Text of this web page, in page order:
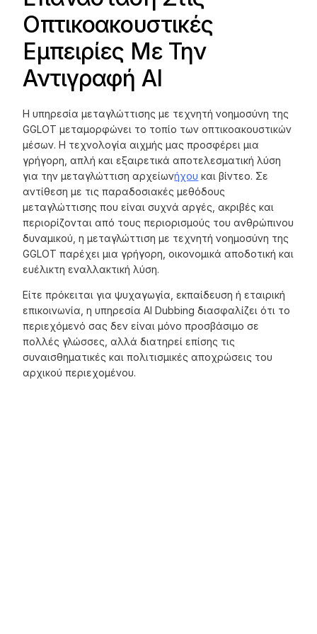
Οπτικοακουστικές
Εμπειρίες Με Την
Αντιγραφή AI
Η υπηρεσία μεταγλώττισης με τεχνητή νοημοσύνη της
GGLOT μεταμορφώνει το τοπίο των οπτικοακουστικών
μέσων. Η τεχνολογία αιχμής μας προσφέρει μια
γρήγορη, απλή και εξαιρετικά αποτελεσματική λύση
για την μεταγλώττιση αρχείωνήχου και βίντεο. Σε
αντίθεση με τις παραδοσιακές μεθόδους
μεταγλώττισης που είναι συχνά αργές, ακριβές και
περιορίζονται από τους περιορισμούς του ανθρώπινου
δυναμικού, η μεταγλώττιση με τεχνητή νοημοσύνη της
GGLOT παρέχει μια γρήγορη, οικονομικά αποδοτική και
ευέλικτη εναλλακτική λύση.
Είτε πρόκειται για ψυχαγωγία, εκπαίδευση ή εταιρική
επικοινωνία, η υπηρεσία AI Dubbing διασφαλίζει ότι το
περιεχόμενό σας δεν είναι μόνο προσβάσιμο σε
πολλές γλώσσες, αλλά διατηρεί επίσης τις
συναισθηματικές και πολιτισμικές αποχρώσεις του
αρχικού περιεχομένου.